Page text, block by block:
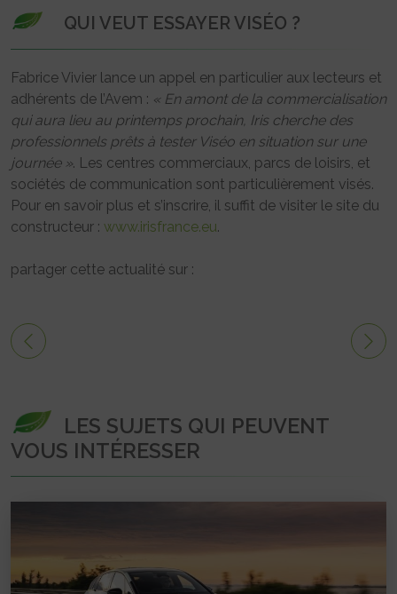
QUI VEUT ESSAYER VISÉO ?
Fabrice Vivier lance un appel en particulier aux lecteurs et
adhérents de l’Avem : « En amont de la commercialisation
qui aura lieu au printemps prochain, Iris cherche des
professionnels prêts à tester Viséo en situation sur une
journée ». Les centres commerciaux, parcs de loisirs, et
sociétés de communication sont particulièrement visés.
Pour en savoir plus et s’inscrire, il suffit de visiter le site du
constructeur : www.irisfrance.eu.
partager cette actualité sur :
LES SUJETS QUI PEUVENT
VOUS INTÉRESSER